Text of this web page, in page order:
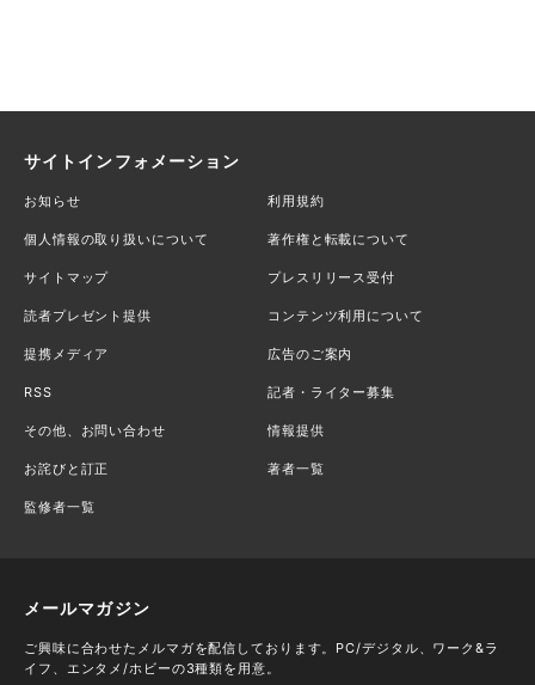
サイトインフォメーション
お知らせ 利用規約
個人情報の取り扱いについて 著作権と転載について
サイトマップ プレスリリース受付
読者プレゼント提供 コンテンツ利用について
提携メディア 広告のご案内
RSS 記者・ライター募集
その他、お問い合わせ 情報提供
お詫びと訂正 著者一覧
監修者一覧
メールマガジン
ご興味に合わせたメルマガを配信しております。PC/デジタル、ワーク&ラ
イフ、エンタメ/ホビーの3種類を用意。